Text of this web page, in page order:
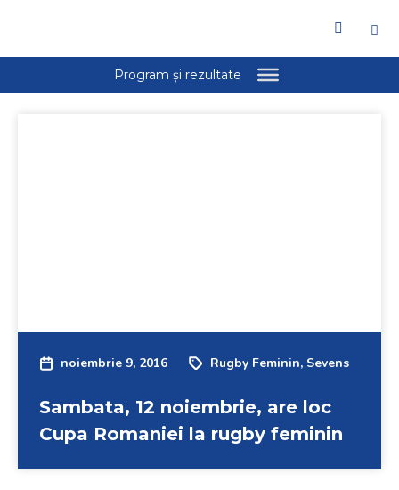
noiembrie 9, 2016 Rugby Feminin, Sevens
Sambata, 12 noiembrie, are loc
Cupa Romaniei la rugby feminin